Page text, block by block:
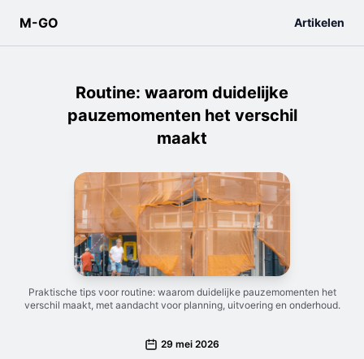
M-GO Artikelen
Routine: waarom duidelijke
pauzemomenten het verschil
maakt
Praktische tips voor routine: waarom duidelijke pauzemomenten het
verschil maakt, met aandacht voor planning, uitvoering en onderhoud.
29 mei 2026